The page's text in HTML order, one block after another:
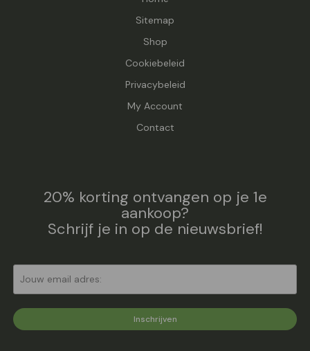
Sitemap
Shop
Cookiebeleid
Privacybeleid
My Account
Contact
20% korting ontvangen op je 1e
aankoop?
Schrijf je in op de nieuwsbrief!
Inschrijven